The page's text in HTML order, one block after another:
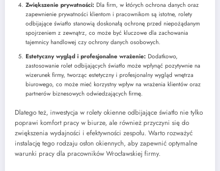
Zwiększenie prywatności: Dla firm, w których ochrona danych oraz
zapewnienie prywatności klientom i pracownikom są istotne, rolety
odbijające światło stanowią doskonałą ochronę przed niepożądanym
spojrzeniem z zewnątrz, co może być kluczowe dla zachowania
tajemnicy handlowej czy ochrony danych osobowych.
Estetyczny wygląd i profesjonalne wrażenie: Dodatkowo,
zastosowanie rolet odbijających światło może wpłynąć pozytywnie na
wizerunek firmy, tworząc estetyczny i profesjonalny wygląd wnętrza
biurowego, co może mieć korzystny wpływ na wrażenia klientów oraz
partnerów biznesowych odwiedzających firmę.
Dlatego też, inwestycja w rolety okienne odbijające światło nie tylko
poprawi komfort pracy w biurze, ale również przyczyni się do
zwiększenia wydajności i efektywności zespołu. Warto rozważyć
instalację tego rodzaju osłon okiennych, aby zapewnić optymalne
warunki pracy dla pracowników Wrocławskiej firmy.